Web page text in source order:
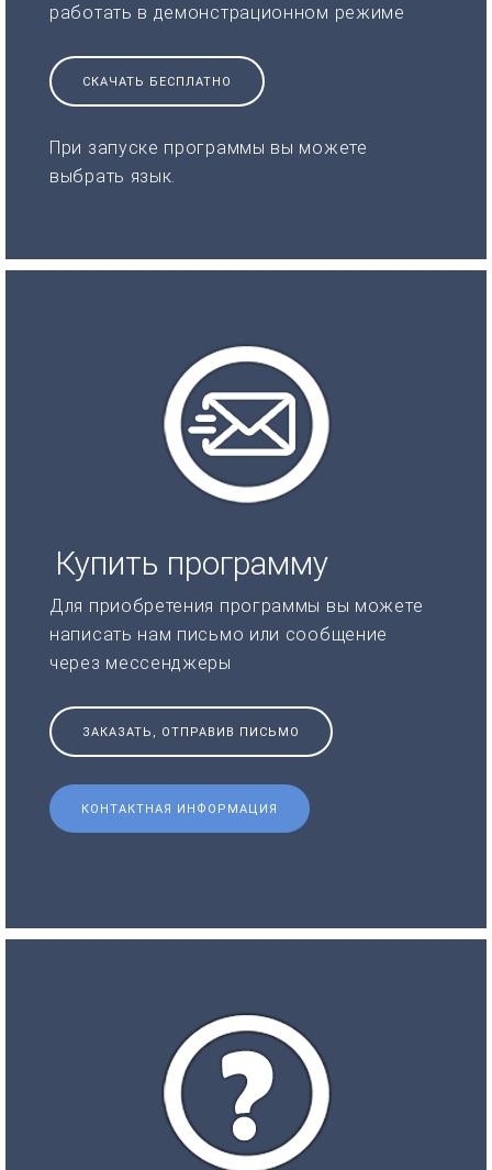
работать в демонстрационном режиме
СКАЧАТЬ БЕСПЛАТНО
При запуске программы вы можете
выбрать язык.
Купить программу
Для приобретения программы вы можете
написать нам письмо или сообщение
через мессенджеры
ЗАКАЗАТЬ, ОТПРАВИВ ПИСЬМО
КОНТАКТНАЯ ИНФОРМАЦИЯ